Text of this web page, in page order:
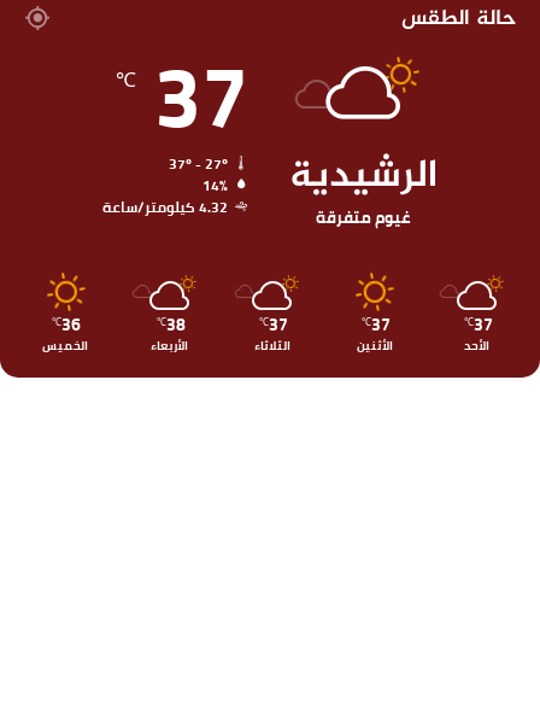
حالة الطقس
الرشيدية
غيوم متفرقة
37
℃
14%
4.32 كيلومتر/ساعة
37
℃
الأحد
37
℃
الأثنين
37
℃
الثلاثاء
38
℃
الأربعاء
36
℃
الخميس